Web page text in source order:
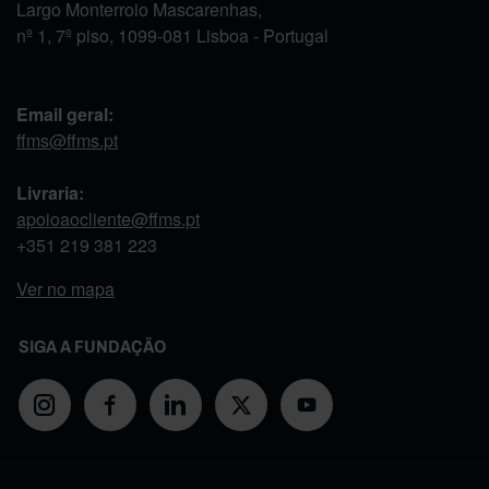
Largo Monterroio Mascarenhas,
nº 1, 7º piso, 1099-081 Lisboa - Portugal
Email geral:
ffms@ffms.pt
Livraria:
apoioaocliente@ffms.pt
+351 219 381 223
Ver no mapa
SIGA A FUNDAÇÃO